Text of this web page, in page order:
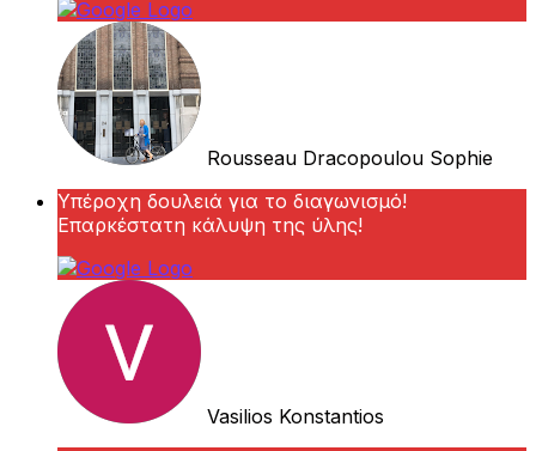
Rousseau Dracopoulou Sophie
Υπέροχη δουλειά για το διαγωνισμό!
Επαρκέστατη κάλυψη της ύλης!
Vasilios Konstantios